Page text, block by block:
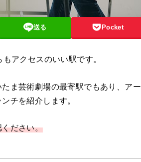
送る Pocket
アクセスのいい駅です。
ま芸術劇場の最寄駅でもあり、アー
チを紹介します。
ださい。